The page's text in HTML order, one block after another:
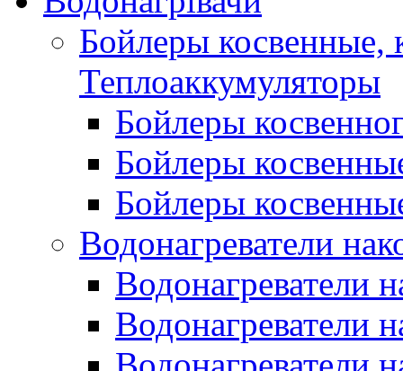
Бойлеры косвенные,
Теплоаккумуляторы
Бойлеры
Бойлеры
Бойлеры
Водонагреватели
Водонагреватели
Водонагреватели